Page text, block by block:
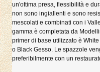
un'ottima presa, flessibilità e
non sono ingiallenti e sono
mescolati e combinati con i
gamma è completata da
primer di base utilizzato è
o Black Gesso. Le spazzole
preferibilmente con un